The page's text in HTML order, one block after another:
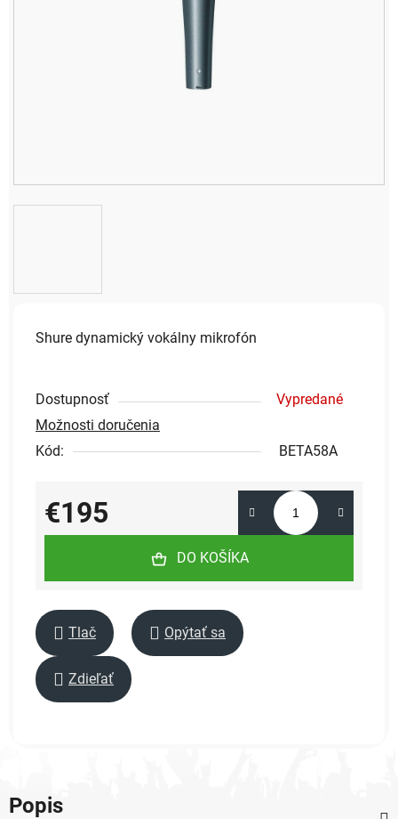
Shure dynamický vokálny mikrofón
Dostupnosť
Vypredané
Možnosti doručenia
Kód:
BETA58A
€195
Jednotková cena:
DO KOŠÍKA
Tlač Opýtať sa
Zdieľať
Popis